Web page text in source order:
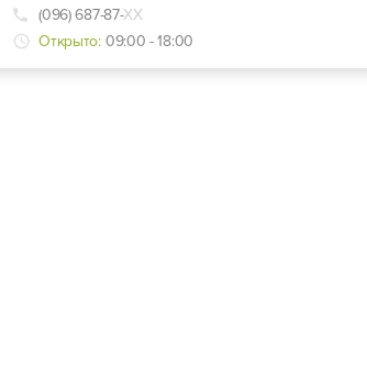
(096) 687-87-ХХ
Открыто: 09:00 - 18:00